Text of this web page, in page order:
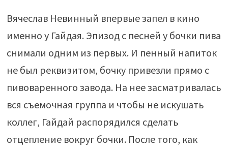
Вячеслав Невинный впервые запел в кино
именно у Гайдая. Эпизод с песней у бочки пива
снимали одним из первых. И пенный напиток
не был реквизитом, бочку привезли прямо с
пивоваренного завода. На нее засматривалась
вся съемочная группа и чтобы не искушать
коллег, Гайдай распорядился сделать
отцепление вокруг бочки. После того, как